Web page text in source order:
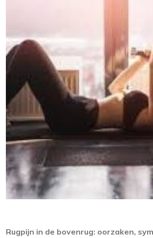
Rugpijn in de bovenrug: oorzaken,